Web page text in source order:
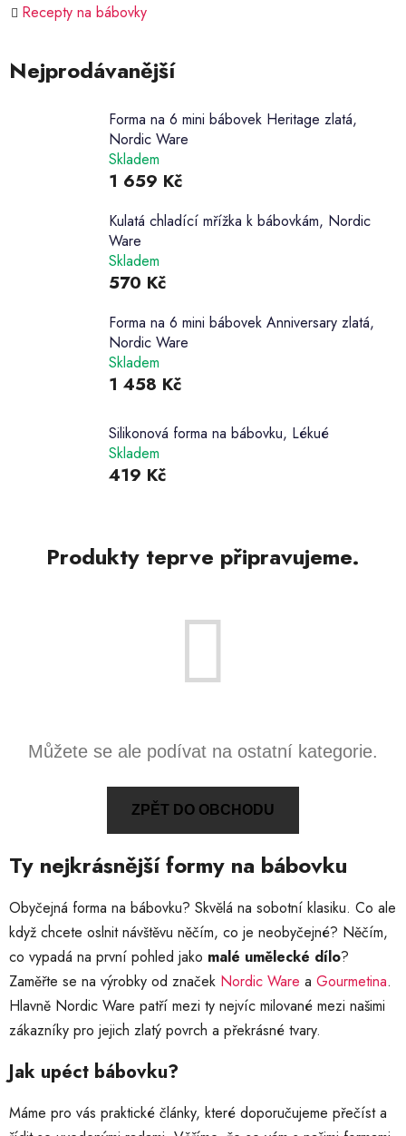
Recepty na bábovky
Nejprodávanější
Forma na 6 mini bábovek Heritage zlatá,
Nordic Ware
Skladem
1 659 Kč
Kulatá chladící mřížka k bábovkám, Nordic
Ware
Skladem
570 Kč
Forma na 6 mini bábovek Anniversary zlatá,
Nordic Ware
Skladem
1 458 Kč
Silikonová forma na bábovku, Lékué
Skladem
419 Kč
Produkty teprve připravujeme.
Můžete se ale podívat na ostatní kategorie.
ZPĚT DO OBCHODU
Ty nejkrásnější formy na bábovku
Obyčejná forma na bábovku? Skvělá na sobotní klasiku. Co ale
když chcete oslnit návštěvu něčím, co je neobyčejné? Něčím,
co vypadá na první pohled jako malé umělecké dílo?
Zaměřte se na výrobky od značek Nordic Ware a Gourmetina.
Hlavně Nordic Ware patří mezi ty nejvíc milované mezi našimi
zákazníky pro jejich zlatý povrch a překrásné tvary.
Jak upéct bábovku?
Máme pro vás praktické články, které doporučujeme přečíst a